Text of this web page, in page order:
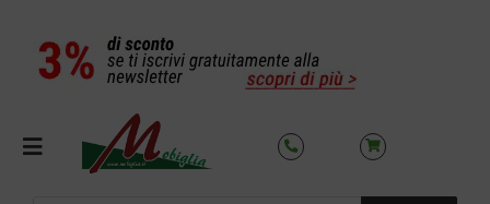
contenuto
Toggle